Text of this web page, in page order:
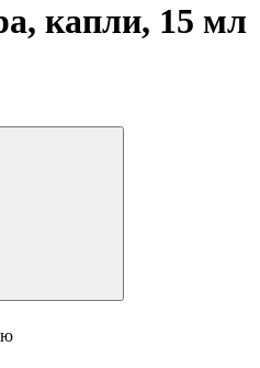
капли, 15 мл